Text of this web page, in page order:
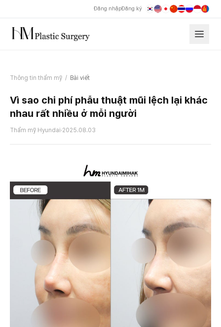
Đăng nhậpĐăng ký
Thông tin thẩm mỹ / Bài viết
Vì sao chi phí phẫu thuật mũi lệch lại khác
nhau rất nhiều ở mỗi người
Thẩm mỹ Hyundai·2025.08.03